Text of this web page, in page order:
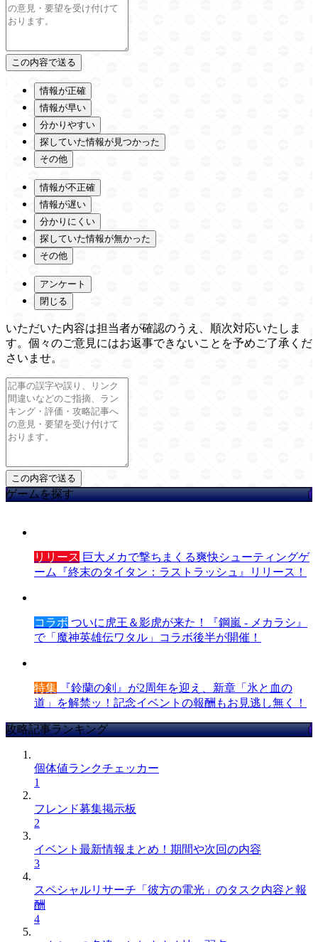
情報が正確
情報が早い
分かりやすい
探していた情報が見つかった
その他
情報が不正確
情報が遅い
分かりにくい
探していた情報が無かった
その他
アンケート
閉じる
いただいた内容は担当者が確認のうえ、順次対応いたしま
す。個々のご意見にはお返事できないことを予めご了承くだ
さいませ。
ゲームを探す
リリース 巨大メカで撃ちまくる爽快シューティングゲ
ーム『終末のタイタン：ラストラッシュ』リリース！
コラボ ついに虎王＆影虎が来た！『鋼嵐 - メカラシ』
で「魔神英雄伝ワタル」コラボ後半が開催！
特集 『鈴蘭の剣』が2周年を迎え、新章「氷と血の
道」を解禁ッ！記念イベントの報酬もお見逃し無く！
攻略記事ランキング
個体値ランクチェッカー
1
フレンド募集掲示板
2
イベント最新情報まとめ！期間や次回の内容
3
スペシャルリサーチ「彼方の電光」のタスク内容と報
酬
4